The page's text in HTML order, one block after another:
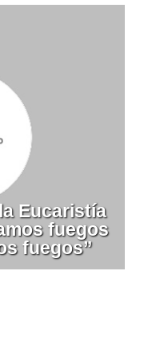
Eucaristía
fuegos
fuegos”